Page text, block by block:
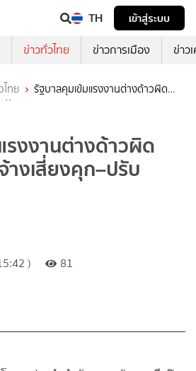
TH
เข้าสู่ระบบ
ข่าวทั่วไทย ข่าวการเมือง ข่าว
ไทย
รัฐบาลคุมเข้มแรงงานต่างด้าวผิด
รับสูงสุด 2 แสน
รงงานต่างด้าวผิด
งเสี่ยงคุก–ปรับ
)
81